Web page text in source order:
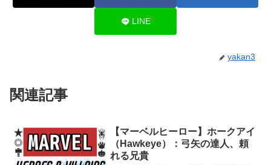
LINE
yakan3
関連記事
【マーベルヒーロー】ホークアイ
（Hawkeye）：弓矢の達人、頼
れる兄貴